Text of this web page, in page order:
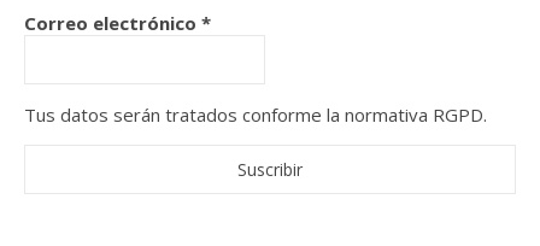
Correo electrónico *
Tus datos serán tratados conforme la normativa RGPD.